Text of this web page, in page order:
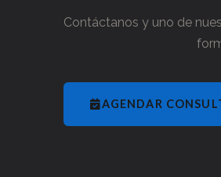
Contáctanos y uno de
AGENDAR